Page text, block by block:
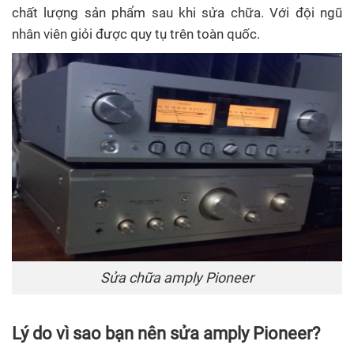
chất lượng sản phẩm sau khi sửa chữa. Với đội ngũ
nhân viên giỏi được quy tụ trên toàn quốc.
Sửa chữa amply Pioneer
Lý do vì sao bạn nên sửa amply Pioneer?